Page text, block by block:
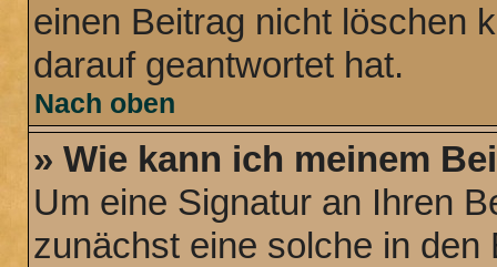
einen Beitrag nicht löschen
darauf geantwortet hat.
Nach oben
» Wie kann ich meinem
Um eine Signatur an Ihren
zunächst eine solche in den